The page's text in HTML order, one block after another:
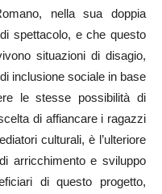
nella sua doppia
spettacolo, e che questo
situazioni di disagio,
inclusione sociale in base
le stesse possibilità di
di affiancare i ragazzi
culturali, è l’ulteriore
arricchimento e sviluppo
di questo progetto,